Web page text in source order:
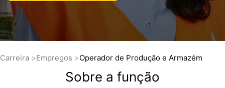
Carreira Empregos Operador de Produção e Armazém
Sobre a função